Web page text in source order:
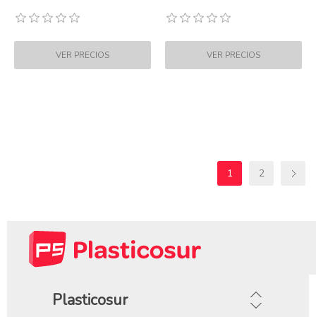
1 2
Plasticosur